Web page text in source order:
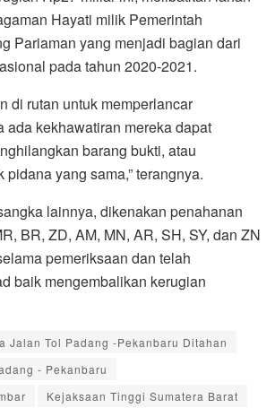
Hayati milik Pemerintah
Pariaman yang menjadi bagian dari
pada tahun 2020-2021.
di rutan untuk memperlancar
ada kekhawatiran mereka dapat
barang bukti, atau
yang sama,” terangnya.
lainnya, dikenakan penahanan
BR, ZD, AM, MN, AR, SH, SY, dan ZN
pemeriksaan dan telah
baik mengembalikan kerugian
Jalan Tol Padang -Pekanbaru Ditahan
- Pekanbaru
Kejaksaan Tinggi Sumatera Barat